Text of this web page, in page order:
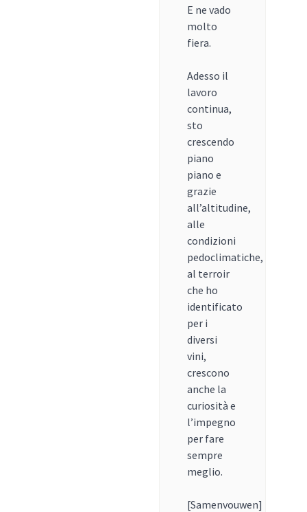
E ne vado
molto
fiera.
Adesso il
lavoro
continua,
sto
crescendo
piano
piano e
grazie
all’altitudine,
alle
condizioni
pedoclimatiche,
al terroir
che ho
identificato
per i
diversi
vini,
crescono
anche la
curiosità e
l’impegno
per fare
sempre
meglio.
[Samenvouwen]